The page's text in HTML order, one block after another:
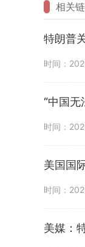
相关
特朗普
时间：
“中国
时间：
美国国
时间：
美媒：